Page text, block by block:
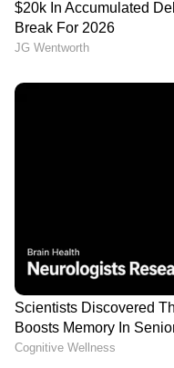
LATEST VIDEOS
ഒഴിയാതെ
ഇറങ്ങാൻ
News@1PM |
വിശദമായി | 08